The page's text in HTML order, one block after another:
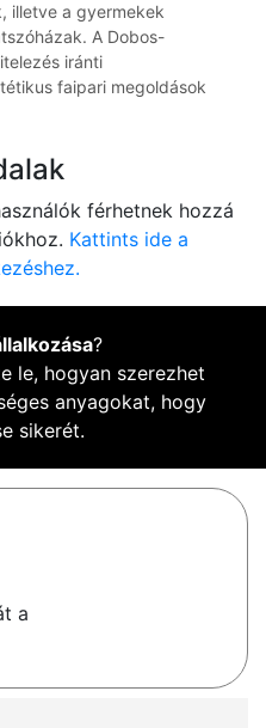
illetve a gyermekek
A Dobos-
iránti
faipari megoldások
férhetnek hozzá
Kattints ide a
?
le, hogyan szerezhet
anyagokat, hogy
sikerét.
a